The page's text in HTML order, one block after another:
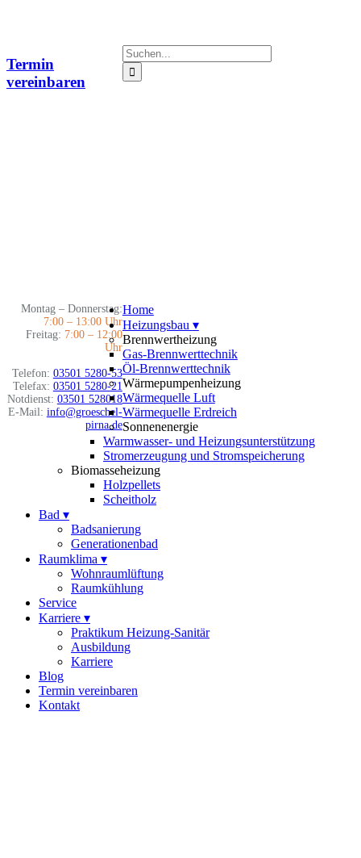
Termin
vereinbaren
Montag – Donnerstag:
7:00 – 13:00 Uhr
Freitag: 7:00 – 12:00
Uhr
Telefon: 03501 5280-53
Telefax: 03501 5280-21
Notdienst: 03501 528018
E-Mail: info@groeschel-
pirna.de
Suche
nach:
Home
Heizungsbau ▾
Brennwertheizung
Gas-Brennwerttechnik
Öl-Brennwerttechnik
Wärmepumpenheizung
Wärmequelle Luft
Wärmequelle Erdreich
Sonnenenergie
Warmwasser- und Heizungsunterstützung
Stromerzeugung und Stromspeicherung
Biomasseheizung
Holzpellets
Scheitholz
Bad ▾
Badsanierung
Generationenbad
Raumklima ▾
Wohnraumlüftung
Raumkühlung
Service
Karriere ▾
Praktikum Heizung-Sanitär
Ausbildung
Karriere
Blog
Termin vereinbaren
Kontakt